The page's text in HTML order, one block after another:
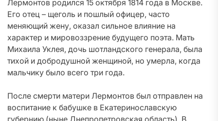
Лермонтов родился 15 октября 1814 года в Москве.
Его отец – щеголь и пошлый офицер, часто
меняющий жену, оказал сильное влияние на
характер и мировоззрение будущего поэта. Мать
Михаила Уклея, дочь шотландского генерала, была
тихой и добродушной женщиной, но умерла, когда
мальчику было всего три года.
После смерти матери Лермонтов был отправлен на
воспитание к бабушке в Екатеринославскую
губернию (ныне Днепропетровская область). В